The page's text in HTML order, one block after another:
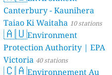
Canterbury - Kaunihera
Taiao Ki Waitaha 10 stations
🇦🇺Environment
Protection Authority | EPA
Victoria 40 stations
🇨🇦Environnement Au